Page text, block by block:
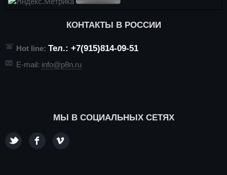
КОНТАКТЫ В РОССИИ
Hot line: Тел.: +7(915)814-09-51
E-mail: info@p8n.ru
МЫ В СОЦИАЛЬНЫХ СЕТЯХ